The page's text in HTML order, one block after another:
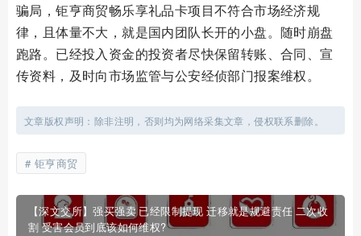
骗局，钜亨商贸畅乐享礼品卡项目不符合市场经济规
律，且体量不大，就是国内团队长开的小盘。随时崩盘
跑路。已经投入资金的投资者尽快保留转账、合同、宣
传资料，及时向市场监管与公安经侦部门报案维权。
文章版权声明：除非注明，否则均为网络采集文章，侵权联系删除。
钜亨商贸
【深文交所】强买强卖 已经限制提现 迁移就是规避责任 二次收
割 受害会员到底该如何维权?